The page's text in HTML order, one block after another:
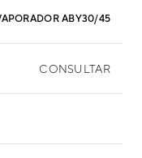
EVAPORADOR ABY30/
CONSULTAR